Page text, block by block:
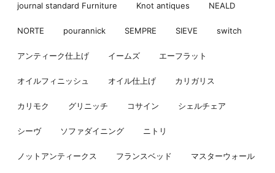
journal standard Furniture Knot antiques NEALD
NORTE pourannick SEMPRE SIEVE switch
アンティーク仕上げ イームズ エーフラット
オイルフィニッシュ オイル仕上げ カリガリス
カリモク グリニッチ コサイン シェルチェア
シーヴ ソファダイニング ニトリ
ノットアンティークス フランスベッド マスターウォール